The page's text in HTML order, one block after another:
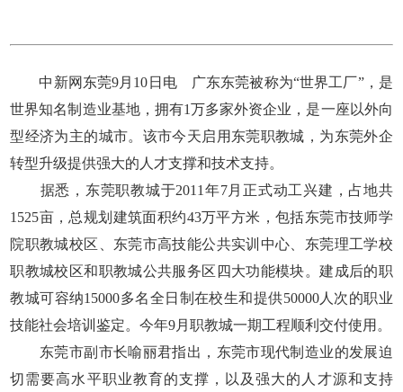
中新网东莞9月10日电 广东东莞被称为“世界工厂”，是
世界知名制造业基地，拥有1万多家外资企业，是一座以外向
型经济为主的城市。该市今天启用东莞职教城，为东莞外企
转型升级提供强大的人才支撑和技术支持。
据悉，东莞职教城于2011年7月正式动工兴建，占地共
1525亩，总规划建筑面积约43万平方米，包括东莞市技师学
院职教城校区、东莞市高技能公共实训中心、东莞理工学校
职教城校区和职教城公共服务区四大功能模块。建成后的职
教城可容纳15000多名全日制在校生和提供50000人次的职业
技能社会培训鉴定。今年9月职教城一期工程顺利交付使用。
东莞市副市长喻丽君指出，东莞市现代制造业的发展迫
切需要高水平职业教育的支撑，以及强大的人才源和支持